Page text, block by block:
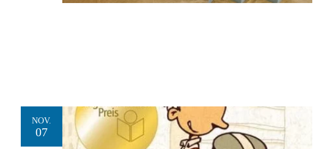
NOV.
07